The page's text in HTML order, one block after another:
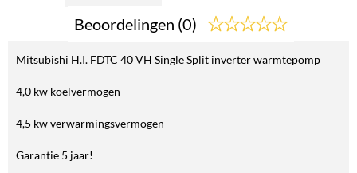
Beoordelingen (0)
Mitsubishi H.I. FDTC 40 VH Single Split inverter warmtepomp
4,0 kw koelvermogen
4,5 kw verwarmingsvermogen
Garantie 5 jaar!